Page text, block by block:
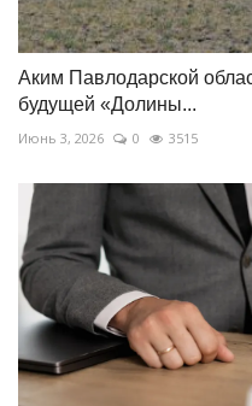
Аким Павлодарской
будущей «Долины...
Июнь 3, 2026 0 3515